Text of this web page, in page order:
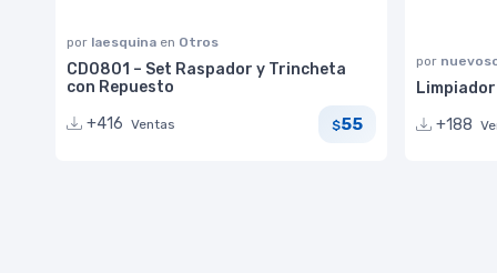
por laesquina en Otros
CD0801 – Set Raspador y Trincheta
con Repuesto
+416 Ventas $55
por
+188